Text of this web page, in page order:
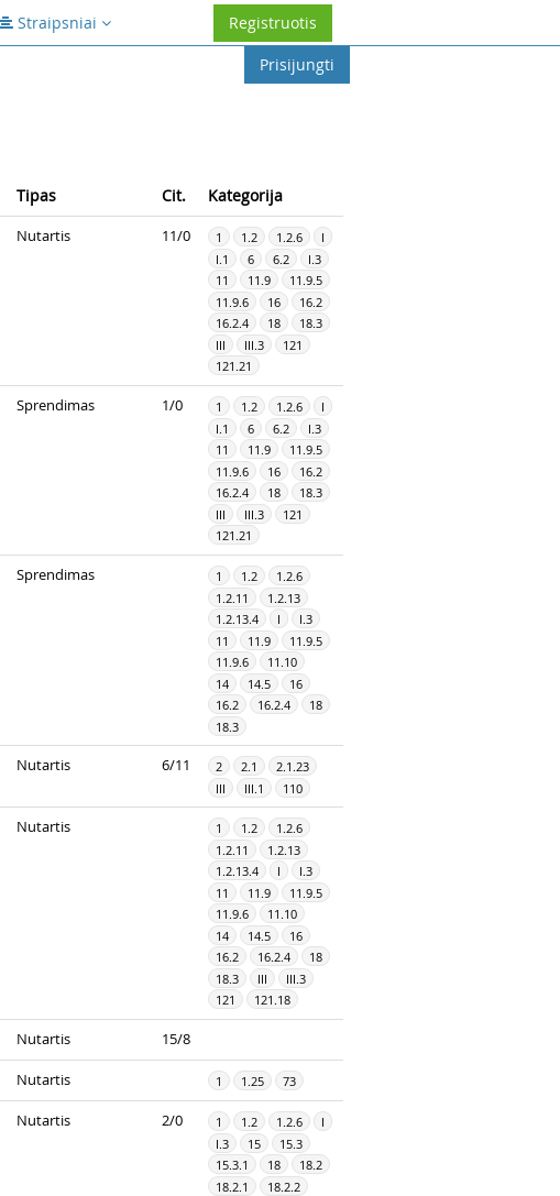
Straipsniai
Registruotis
Prisijungti
Tipas Cit. Kategorija
Nutartis 11/0 1 1.2 1.2.6
I
I.1
6 6.2
I.3
11
11.9
11.9.5
11.9.6
16
16.2
16.2.4
18
18.3
III
III.3
121
121.21
Sprendimas 1/0 1 1.2 1.2.6
I
I.1
6 6.2
I.3
11
11.9
11.9.5
11.9.6
16
16.2
16.2.4
18
18.3
III
III.3
121
121.21
Sprendimas 1 1.2
1.2.6
1.2.11
1.2.13
1.2.13.4
I
I.3
11
11.9
11.9.5
11.9.6
11.10
14
14.5
16
16.2
16.2.4
18
18.3
Nutartis 6/11 2 2.1
2.1.23
III
III.1 110
Nutartis 1 1.2
1.2.6
1.2.11
1.2.13
1.2.13.4
I
I.3
11
11.9
11.9.5
11.9.6
11.10
14
14.5
16
16.2
16.2.4
18
18.3
III
III.3
121
121.18
Nutartis 15/8
Nutartis 1 1.25 73
Nutartis 2/0 1 1.2 1.2.6
I
I.3
15
15.3
15.3.1
18
18.2
18.2.1
18.2.2